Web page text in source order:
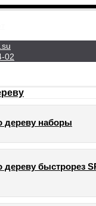
02
дереву наборы
дереву быстрорез